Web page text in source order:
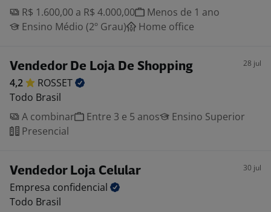
R$ 1.600,00 a R$ 4.000,00
Menos de 1 ano
Ensino Médio (2º Grau)
Home office
Vendedor De Loja De Shopping 28 jul
4,2
ROSSET
Todo Brasil
A combinar
Entre 3 e 5 anos
Ensino Superior
Presencial
Vendedor Loja Celular 30 jul
Empresa confidencial
Todo Brasil